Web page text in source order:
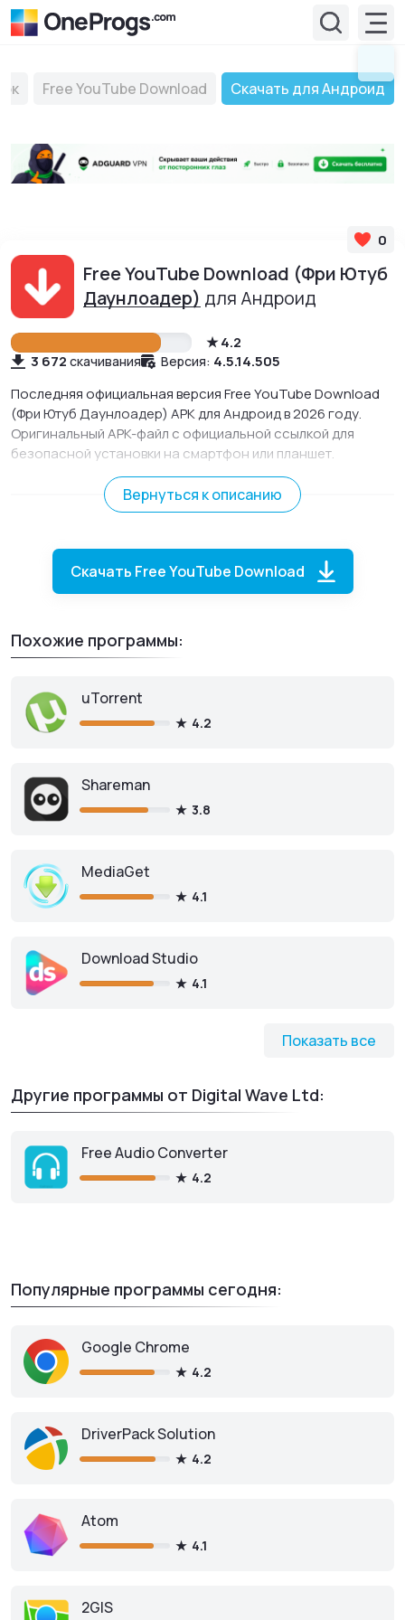
Free YouTube Download Скачать для Андроид
Free YouTube Download (Фри Ютуб
Даунлоадер) для Андроид
0
4.2
3 672 скачивания Версия: 4.5.14.505
Последняя официальная версия Free YouTube Download
(Фри Ютуб Даунлоадер) APK для Андроид в 2026 году.
Оригинальный APK-файл с официальной ссылкой для
безопасной установки на смартфон или планшет.
Многофункциональная программа для загрузки видео с
YouTube и конвертации загруженных файлов в
популярные видео-форматы.
Вернуться к описанию
Скачать Free YouTube Download
Похожие программы:
Показать все
uTorrent
4.2
Shareman
3.8
MediaGet
4.1
Download Studio
4.1
Другие программы от Digital Wave Ltd:
Free Audio Converter
4.2
Популярные программы сегодня:
Google Chrome
4.2
DriverPack Solution
4.2
Atom
4.1
2GIS
Free YouTube Download